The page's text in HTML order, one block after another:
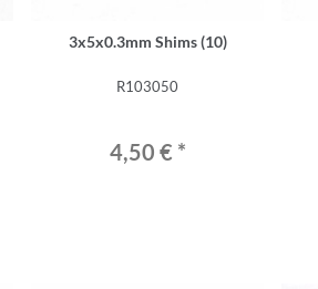
3x5x0.3mm Shims (10)
R103050
4,50 € *